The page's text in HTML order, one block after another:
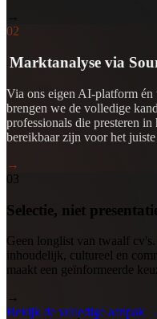
→
02
Marktanalyse via
Via ons eigen AI-platform
brengen we de volledige
professionals die presteren
bereikbaar zijn voor het juiste
→
03
Selectie, niet
Geen longlist van twaalf
inhoudelijk, cultureel en
maakt een geïnformeerde
→
Bekijk de volledige aanpak →